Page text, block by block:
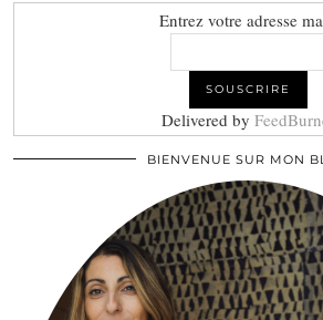
Entrez votre adresse
Delivered by
BIENVENUE SUR MON